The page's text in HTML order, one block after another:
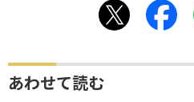
あわせて読む